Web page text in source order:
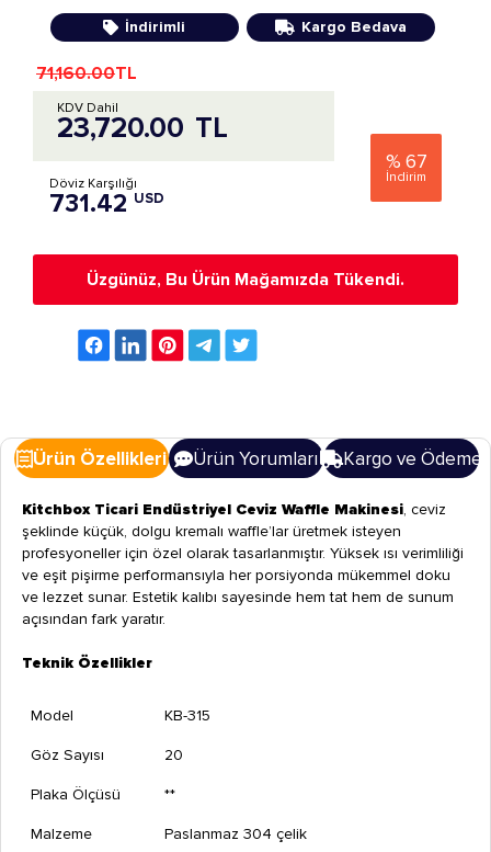
İndirimli Kargo Bedava
% 67
İndirim
71,160.00TL
23,720.00 TL
KDV Dahil
Döviz Karşılığı
731.42 USD
Üzgünüz, Bu Ürün Mağamızda Tükendi.
Ürün Özellikleri Ürün Yorumları Kargo ve Ödeme
Kitchbox Ticari Endüstriyel Ceviz Waffle Makinesi, ceviz
şeklinde küçük, dolgu kremalı waffle’lar üretmek isteyen
profesyoneller için özel olarak tasarlanmıştır. Yüksek ısı verimliliği
ve eşit pişirme performansıyla her porsiyonda mükemmel doku
ve lezzet sunar. Estetik kalıbı sayesinde hem tat hem de sunum
açısından fark yaratır.
Teknik Özellikler
Model KB-315
Göz Sayısı 20
Plaka Ölçüsü **
Malzeme Paslanmaz 304 çelik